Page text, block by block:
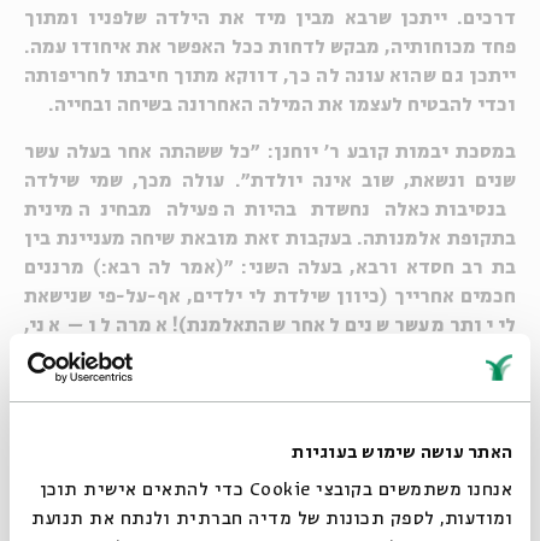
האתר עושה שימוש בעוגיות
אנחנו משתמשים בקובצי Cookie כדי להתאים אישית תוכן
ומודעות, לספק תכונות של מדיה חברתית ולנתח את תנועת
דרכים. ייתכן שרבא מבין מיד את הילדה שלפניו ומתוך
פחד מכוחותיה, מבקש לדחות ככל האפשר את איחודו עמה.
ייתכן גם שהוא עונה לה כך, דווקא מתוך חיבתו לחריפותה
וכדי להבטיח לעצמו את המילה האחרונה בשיחה ובחייה.
במסכת יבמות קובע ר' יוחנן: "כל ששהתה אחר בעלה עשר
שנים ונשאת, שוב אינה יולדת". עולה מכך, שמי שילדה
בנסיבות כאלה נחשדת בהיותה פעילה מבחינה מינית
בתקופת אלמנותה. בעקבות זאת מובאת שיחה מעניינת בין
בת רב חסדא ורבא, בעלה השני: "(אמר לה רבא:) מרננים
חכמים אחרייך (כיוון שילדת לי ילדים, אף-על-פי שנישאת
לי יותר מעשר שנים לאחר שהתאלמנת)! אמרה לו – אני,
דעתי עליך היתה" (
). גם כאן ניתן לקרוא את
השיחה בשתי דרכים: ייתכן שהבעל והאישה "משתפים
בציניות? בפתיינות? – שפוריותה טמונה בתשוקתה אליו
בטרם נישואיהם, ובכך מערערת ממילא על "טהרתה"